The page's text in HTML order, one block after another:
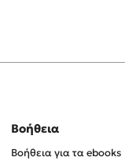
Βοήθεια
Βοήθεια για τα ebooks